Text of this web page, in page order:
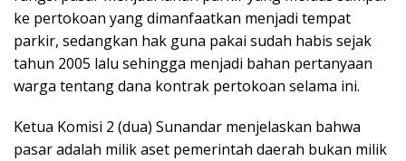
ke pertokoan yang dimanfaatkan menjadi tempat
parkir, sedangkan hak guna pakai sudah habis sejak
tahun 2005 lalu sehingga menjadi bahan pertanyaan
warga tentang dana kontrak pertokoan selama ini.
Ketua Komisi 2 (dua) Sunandar menjelaskan bahwa
pasar adalah milik aset pemerintah daerah bukan milik